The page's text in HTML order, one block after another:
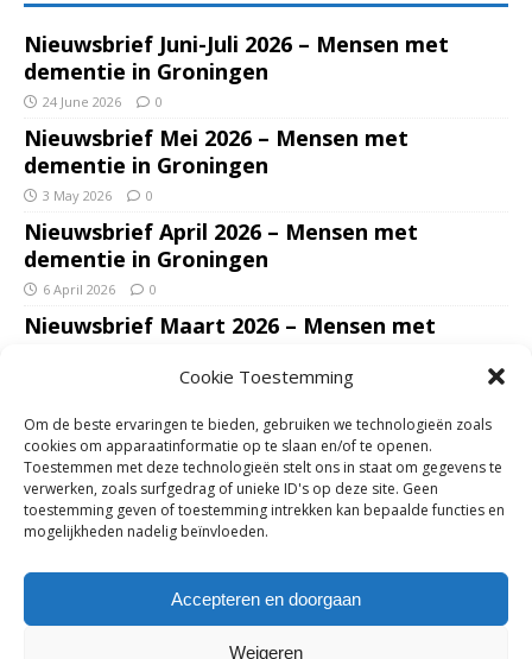
Cookie Toestemming
Om de beste ervaringen te bieden, gebruiken we technologieën zoals
cookies om apparaatinformatie op te slaan en/of te openen.
Toestemmen met deze technologieën stelt ons in staat om gegevens te
verwerken, zoals surfgedrag of unieke ID's op deze site. Geen
toestemming geven of toestemming intrekken kan bepaalde functies en
mogelijkheden nadelig beïnvloeden.
Accepteren en doorgaan
Weigeren
Nieuwsbrief Juni-Juli 2026 – Mensen met
dementie in Groningen
24 June 2026 0
Nieuwsbrief Mei 2026 – Mensen met
dementie in Groningen
3 May 2026 0
Nieuwsbrief April 2026 – Mensen met
dementie in Groningen
6 April 2026 0
Nieuwsbrief Maart 2026 – Mensen met
Nieuwsbrief Januari – Februari 2026 – Mensen
met dementie in Groningen
7 February 2026 0
Ondersteun mantelzorgers – gun hun een
adempauze in De Opstap. Inzamelingsactie
voor De Opstap gestart op GoFundMe
0